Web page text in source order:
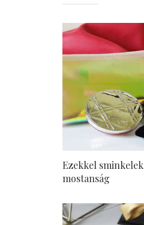
Ezekkel sminkelek
mostanság